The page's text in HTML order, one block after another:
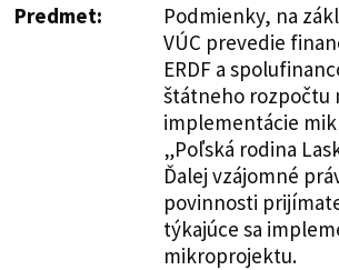
Predmet:
Podmienky, na
VÚC prevedie
ERDF a
štátneho rozpočtu
implementácie
„Poľská rodina
Ďalej vzájomné
povinnosti
týkajúce sa
mikroprojektu.